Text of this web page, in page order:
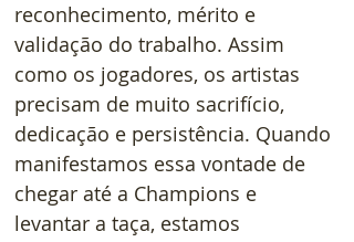
reconhecimento, mérito e
validação do trabalho. Assim
como os jogadores, os artistas
precisam de muito sacrifício,
dedicação e persistência. Quando
manifestamos essa vontade de
chegar até a Champions e
levantar a taça, estamos